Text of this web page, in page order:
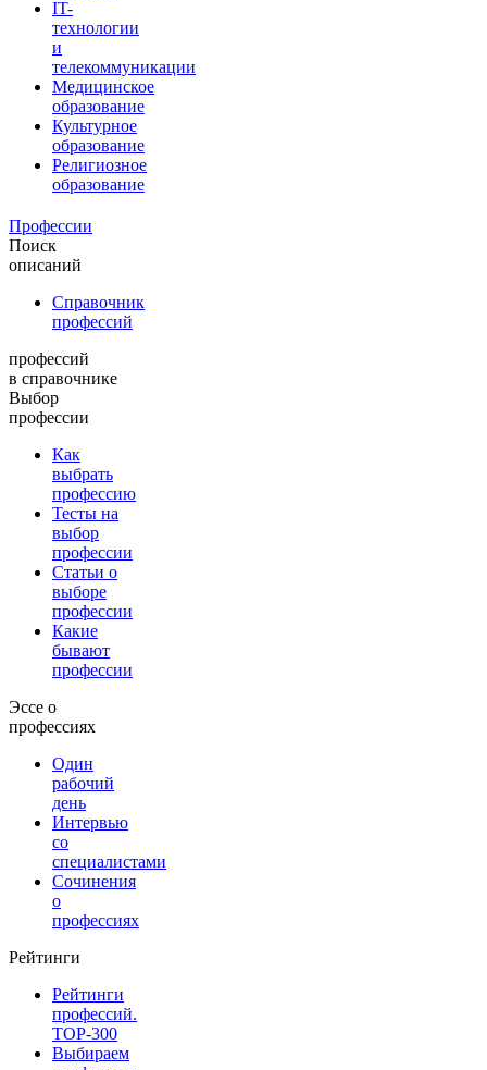
IT-
технологии
и
телекоммуникации
Медицинское
образование
Культурное
образование
Религиозное
образование
Профессии
Поиск
описаний
Справочник
профессий
профессий
в справочнике
Выбор
профессии
Как
выбрать
профессию
Тесты на
выбор
профессии
Статьи о
выборе
профессии
Какие
бывают
профессии
Эссе о
профессиях
Один
рабочий
день
Интервью
со
специалистами
Сочинения
о
профессиях
Рейтинги
Рейтинги
профессий.
TOP-300
Выбираем